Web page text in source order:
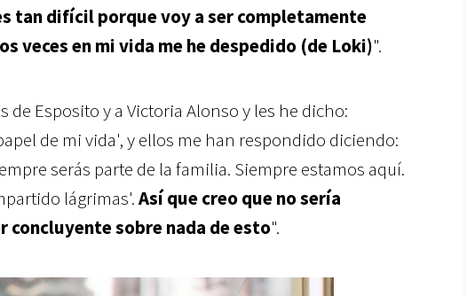
tan difícil porque voy a ser completamente
veces en mi vida me he despedido (de Loki)".
de Esposito y a Victoria Alonso y les he dicho:
de mi vida', y ellos me han respondido diciendo:
serás parte de la familia. Siempre estamos aquí.
lágrimas'.Así que creo que no sería
concluyente sobre nada de esto".